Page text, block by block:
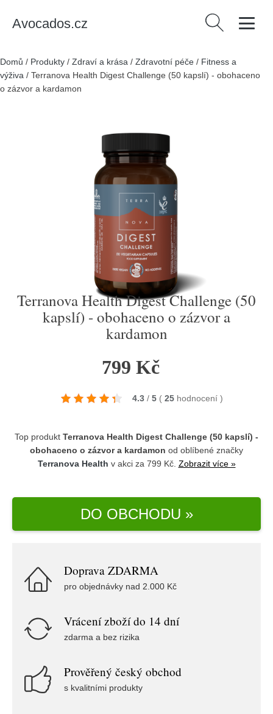
Avocados.cz Vyhledávání
Domů / Produkty / Zdraví a krása / Zdravotní péče / Fitness a
výživa / Terranova Health Digest Challenge (50 kapslí) - obohaceno
o zázvor a kardamon
Terranova Health Digest Challenge (50
kapslí) - obohaceno o zázvor a
kardamon
799 Kč
4.3 / 5 ( 25 hodnocení )
Top produkt Terranova Health Digest Challenge (50 kapslí) -
obohaceno o zázvor a kardamon od oblíbené značky
Terranova Health v akci za 799 Kč. Zobrazit více »
DO OBCHODU »
Doprava ZDARMA
pro objednávky nad 2.000 Kč
Vrácení zboží do 14 dní
zdarma a bez rizika
Prověřený český obchod
s kvalitními produkty